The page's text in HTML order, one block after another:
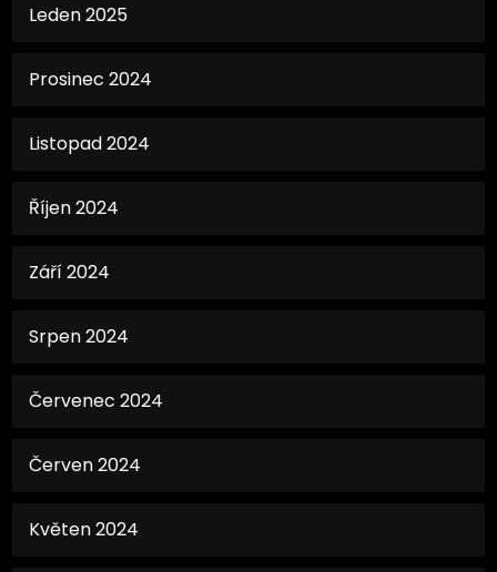
Leden 2025
Prosinec 2024
Listopad 2024
Říjen 2024
Září 2024
Srpen 2024
Červenec 2024
Červen 2024
Květen 2024